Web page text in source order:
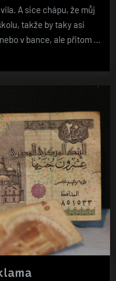
A sice chápu, že můj
takže by taky asi
v bance, ale přitom …